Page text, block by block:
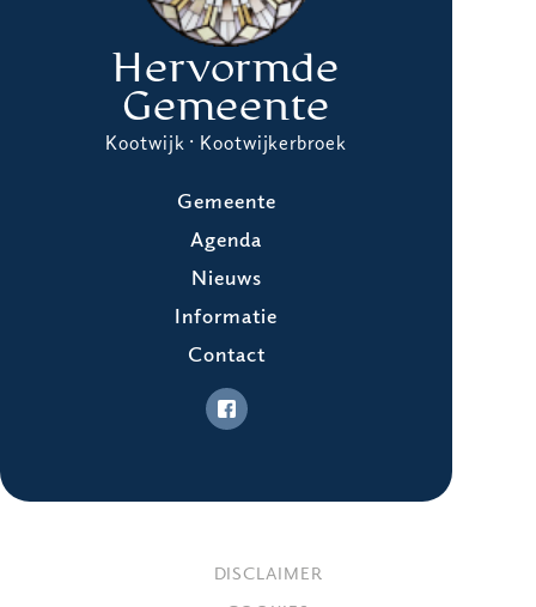
Hervormde
Gemeente
Kootwijk · Kootwijkerbroek
Gemeente
Agenda
Nieuws
Informatie
Contact
DISCLAIMER